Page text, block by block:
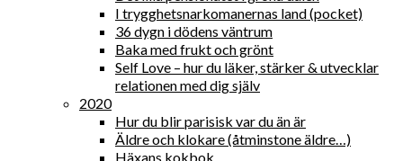
I trygghetsnarkomanernas land (pocket)
36 dygn i dödens väntrum
Baka med frukt och grönt
Self Love – hur du läker, stärker & utvecklar
relationen med dig själv
2020
Hur du blir parisisk var du än är
Äldre och klokare (åtminstone äldre…)
Häxans kokbok